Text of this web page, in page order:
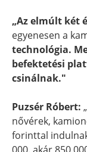
„Az elmúlt két
egyenesen a
technológia.
befektetési
csinálnak."
Puzsér Róbert:
nővérek,
forinttal